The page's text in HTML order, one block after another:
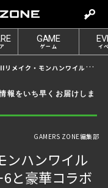
e
t
o
o
g
n
GAME
ゲーム イ
ワイルズ・ストリートファイター6と豪華コラボで快適空間を提案
報をいち早くお届けしま
GAMERS ZONE編集部
ンハンワイル
と豪華コラボ